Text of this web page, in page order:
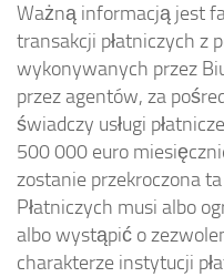
Ważną informacją jest
transakcji płatniczych z
wykonywanych przez
przez agentów, za
świadczy usługi
500 000 euro
zostanie przekroczona
Płatniczych musi albo
albo wystąpić o
charakterze instytucji